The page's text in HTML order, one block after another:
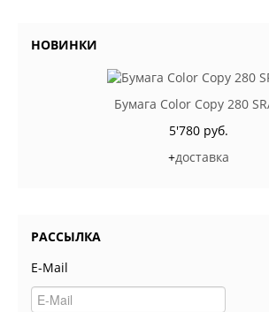
НОВИНКИ
Бумага Color Copy 280
5'780 руб.
+доставка
РАССЫЛКА
E-Mail